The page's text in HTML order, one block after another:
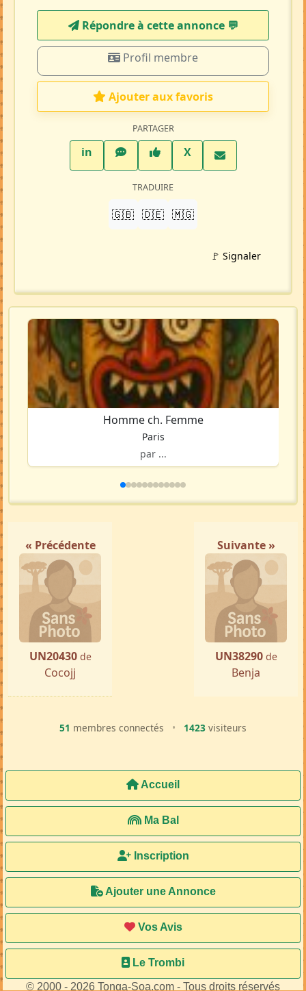
Répondre à cette annonce 💬​
Profil membre
Ajouter aux favoris
PARTAGER
inLinkedInWhatsAppFacebook
XTwitter X
TRADUIRE
🇬🇧 🇩🇪 🇲🇬
🚩 Signaler
Homme ch. Femme
Paris
par ...
« Précédente
UN20430 de
Cocojj
Suivante »
UN38290 de
Benja
51 membres connectés • 1423 visiteurs
Accueil
Ma Bal
Inscription
Ajouter une Annonce
Vos Avis
Le Trombi
© 2000 - 2026 Tonga-Soa.com - Tous droits réservés